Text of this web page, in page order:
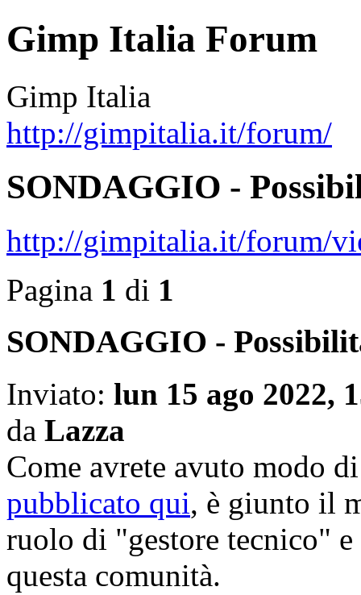
Gimp Italia Forum
Gimp Italia
http://gimpitalia.it/forum/
SONDAGGIO -
http://gimpitalia.it/forum/
Pagina 1 di 1
SONDAGGIO -
Inviato: lun 15 ago 2022,
da Lazza
Come avrete avuto modo
pubblicato qui, è giunto il
ruolo di "gestore tecnico"
questa comunità.